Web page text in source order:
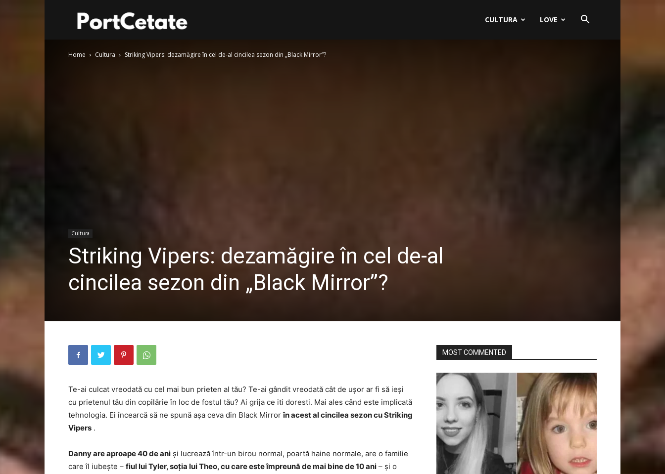
Cetate
CULTURA LOVE
Home Cultura Striking Vipers: dezamăgire în cel de-al cincilea sezon din „Black Mirror”?
Cultura
Striking Vipers: dezamăgire în cel de-al
cincilea sezon din „Black Mirror”?
Te-ai culcat vreodată cu cel mai bun prieten al tău? Te-ai gândit vreodată cât de ușor ar fi să ieși
cu prietenul tău din copilărie în loc de fostul tău? Ai grija ce iti doresti. Mai ales când este implicată
tehnologia. Ei încearcă să ne spună așa ceva din Black Mirrorîn acest al cincilea sezon cu Striking
Vipers .
Danny are aproape 40 de ani și lucrează într-un birou normal, poartă haine normale, are o familie
care îl iubește – fiul lui Tyler, soția lui Theo, cu care este împreună de mai bine de 10 ani – și o
MOST COMMENTED